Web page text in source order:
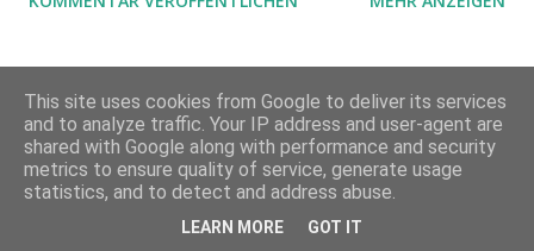
Hilfe von Outlook.
This site uses cookies from Google to deliver its services
and to analyze traffic. Your IP address and user-agent are
shared with Google along with performance and security
metrics to ensure quality of service, generate usage
statistics, and to detect and address abuse.
LEARN MORE GOT IT